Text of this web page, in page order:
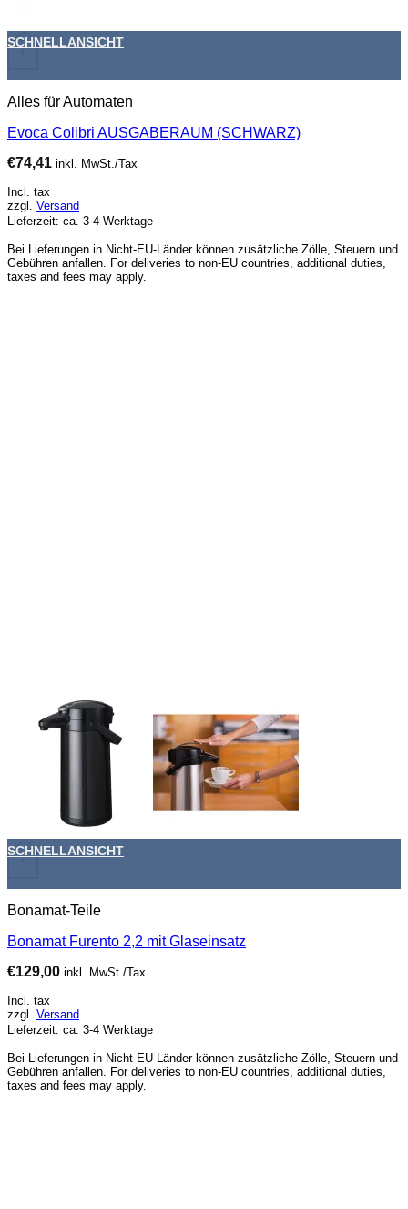
+
SCHNELLANSICHT
Alles für Automaten
Evoca Colibri AUSGABERAUM (SCHWARZ)
€74,41 inkl. MwSt./Tax
Incl. tax
zzgl. Versand
Lieferzeit: ca. 3-4 Werktage
Bei Lieferungen in Nicht-EU-Länder können zusätzliche Zölle, Steuern und
Gebühren anfallen. For deliveries to non-EU countries, additional duties,
taxes and fees may apply.
+
SCHNELLANSICHT
Bonamat-Teile
Bonamat Furento 2,2 mit Glaseinsatz
€129,00 inkl. MwSt./Tax
Incl. tax
zzgl. Versand
Lieferzeit: ca. 3-4 Werktage
Bei Lieferungen in Nicht-EU-Länder können zusätzliche Zölle, Steuern und
Gebühren anfallen. For deliveries to non-EU countries, additional duties,
taxes and fees may apply.